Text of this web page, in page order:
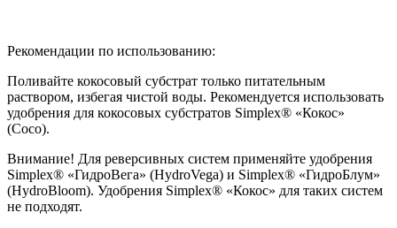
Рекомендации по использованию:
Поливайте кокосовый субстрат только питательным
раствором, избегая чистой воды. Рекомендуется использовать
удобрения для кокосовых субстратов Simplex® «Кокос»
(Coco).
Внимание! Для реверсивных систем применяйте удобрения
Simplex® «ГидроВега» (HydroVega) и Simplex® «ГидроБлум»
(HydroBloom). Удобрения Simplex® «Кокос» для таких систем
не подходят.